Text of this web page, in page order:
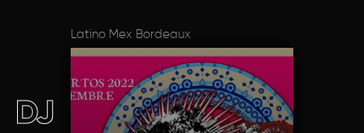
Latino Mex Bordeaux
DJ